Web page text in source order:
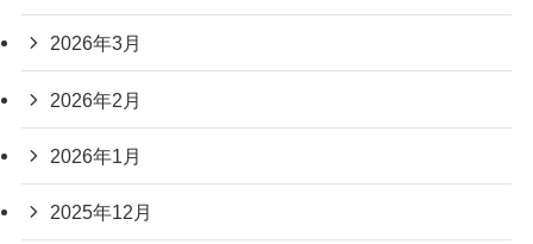
2026年3月
2026年2月
2026年1月
2025年12月